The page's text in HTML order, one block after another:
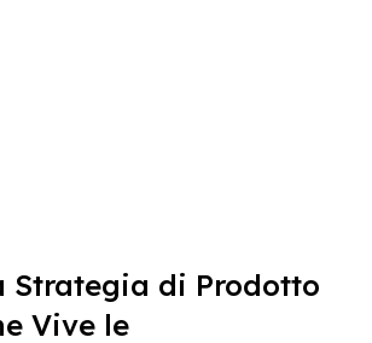
Strategia di Prodotto
Vive le